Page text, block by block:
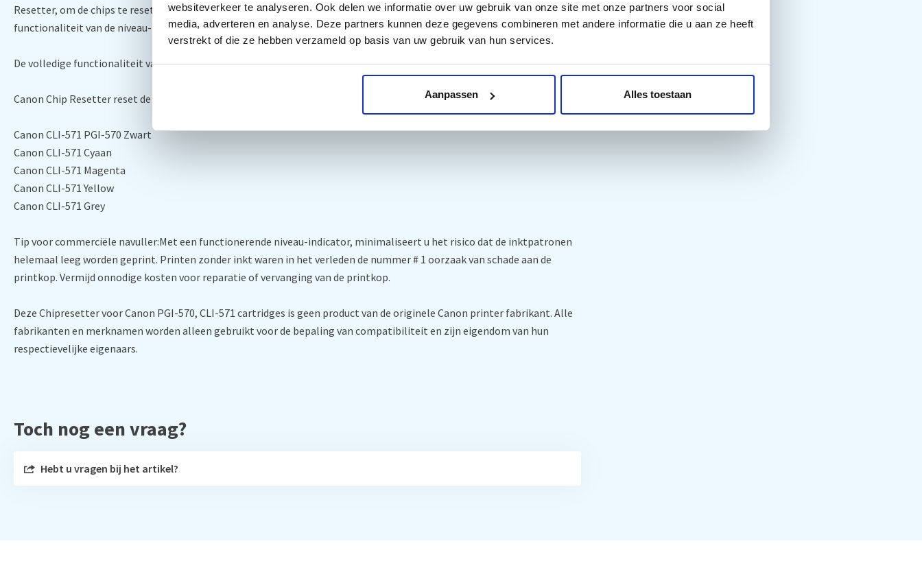
websiteverkeer te analyseren. Ook delen we informatie over uw gebruik van onze site met onze partners voor social
media, adverteren en analyse. Deze partners kunnen deze gegevens combineren met andere informatie die u aan ze heeft
verstrekt of die ze hebben verzameld op basis van uw gebruik van hun services.
Aanpassen Alles toestaan
Resetter, om de chips te resetten van de Canon PGI-570 enCLI-571 cartridges. Makkelijk, snel en goedkoop, zonder dat de
functionaliteit van de niveau-indicator verdwijnt.
De volledige functionaliteit van de chip, inclusief inktniveau-indicator en de waarschuwingen zullen worden bewaard.
Canon Chip Resetter reset de volgende originele Canon cartridges:
Canon CLI-571 PGI-570 Zwart
Canon CLI-571 Cyaan
Canon CLI-571 Magenta
Canon CLI-571 Yellow
Canon CLI-571 Grey
Tip voor commerciële navuller:Met een functionerende niveau-indicator, minimaliseert u het risico dat de inktpatronen
helemaal leeg worden geprint. Printen zonder inkt waren in het verleden de nummer # 1 oorzaak van schade aan de
printkop. Vermijd onnodige kosten voor reparatie of vervanging van de printkop.
Deze Chipresetter voor Canon PGI-570, CLI-571 cartridges is geen product van de originele Canon printer fabrikant. Alle
fabrikanten en merknamen worden alleen gebruikt voor de bepaling van compatibiliteit en zijn eigendom van hun
respectievelijke eigenaars.
Toch nog een vraag?
Hebt u vragen bij het artikel?